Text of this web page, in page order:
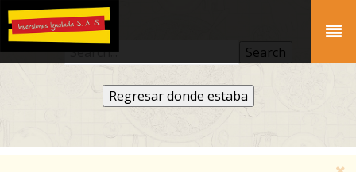
Regresar donde estaba